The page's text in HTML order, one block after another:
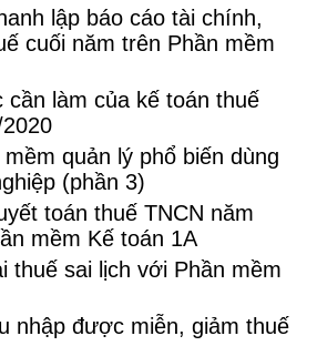
lập báo cáo tài chính,
cuối năm trên Phần mềm
cần làm của kế toán thuế
quản lý phổ biến dùng
(phần 3)
toán thuế TNCN năm
mềm Kế toán 1A
thuế sai lịch với Phần mềm
nhập được miễn, giảm thuế